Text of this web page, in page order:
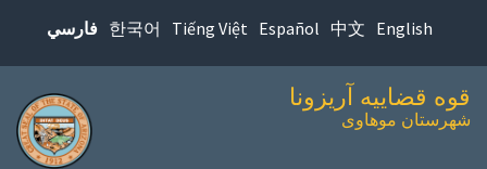
محتوای
اصلی
English
中文
Español
Tiếng Việt
한국어 فارسي
قوه قضاییه آریزونا
شهرستان موهاوی